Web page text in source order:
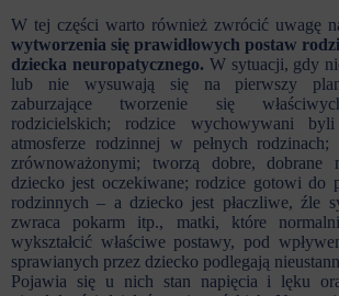
W tej części warto również zwrócić uwagę
wytworzenia się prawidłowych postaw
dziecka neuropatycznego. W sytuacji, gdy
lub nie wysuwają się na pierwszy
zaburzające tworzenie się
rodzicielskich; rodzice wychowywani
atmosferze rodzinnej w pełnych rodzinach;
zrównoważonymi; tworzą dobre, dobrane
dziecko jest oczekiwane; rodzice gotowi do
rodzinnych – a dziecko jest płaczliwe, źle
zwraca pokarm itp., matki, które
wykształcić właściwe postawy, pod
sprawianych przez dziecko podlegają
Pojawia się u nich stan napięcia i lęku